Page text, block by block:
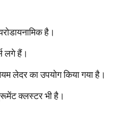
है।
लगे हैं।
लेदर का उपयोग किया गया है।
क्लस्टर भी है।